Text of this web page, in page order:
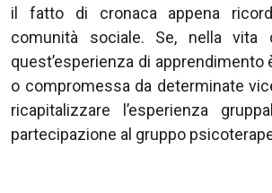
il fatto di cronaca appena
comunità sociale. Se, nella vita
quest’esperienza di apprendimento
o compromessa da determinate
ricapitalizzare l’esperienza
partecipazione al gruppo